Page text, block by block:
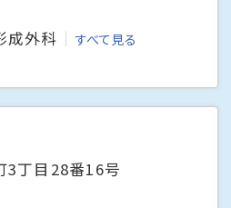
成外科 すべて見る
3丁目28番16号